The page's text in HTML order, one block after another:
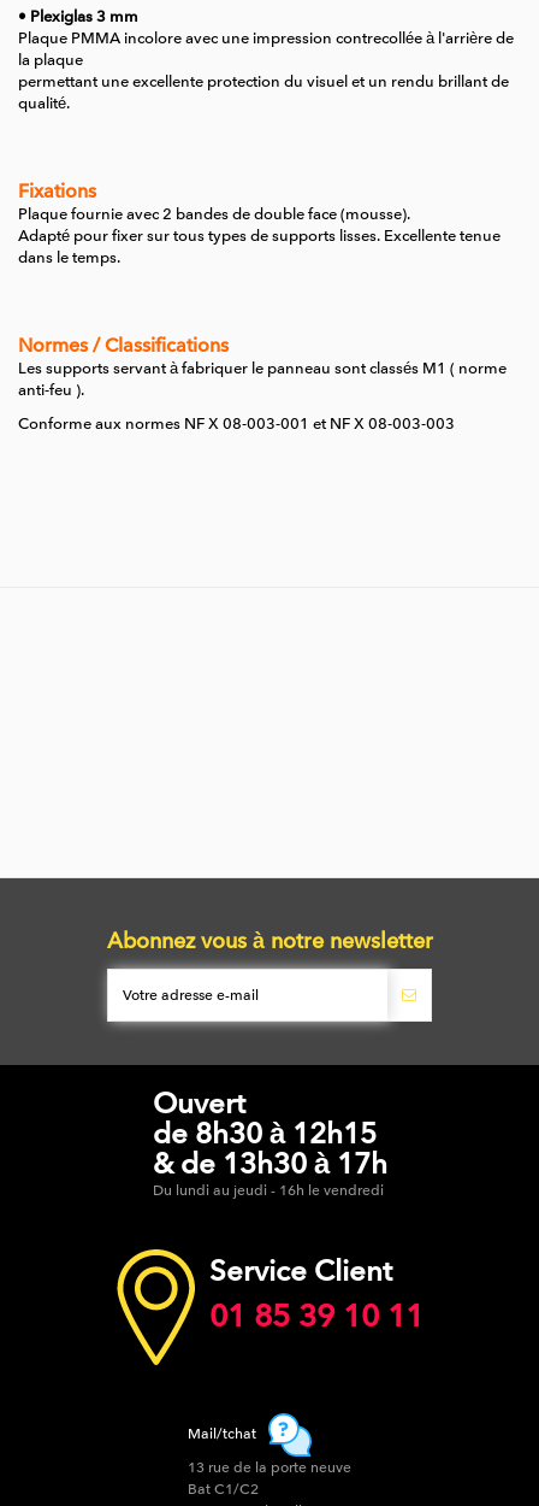
• Plexiglas 3 mm
Plaque PMMA incolore avec une impression contrecollée à l'arrière de
la plaque
permettant une excellente protection du visuel et un rendu brillant de
qualité.
Fixations
Plaque fournie avec 2 bandes de double face (mousse).
Adapté pour fixer sur tous types de supports lisses. Excellente tenue
dans le temps.
Normes / Classifications
Les supports servant à fabriquer le panneau sont classés M1 ( norme
anti-feu ).
Conforme aux normes NF X 08-003-001 et NF X 08-003-003
Abonnez vous à notre newsletter
Ouvert
de 8h30 à 12h15
& de 13h30 à 17h
Du lundi au jeudi - 16h le vendredi
Service Client
01 85 39 10 11
Mail/tchat
13 rue de la porte neuve
Bat C1/C2